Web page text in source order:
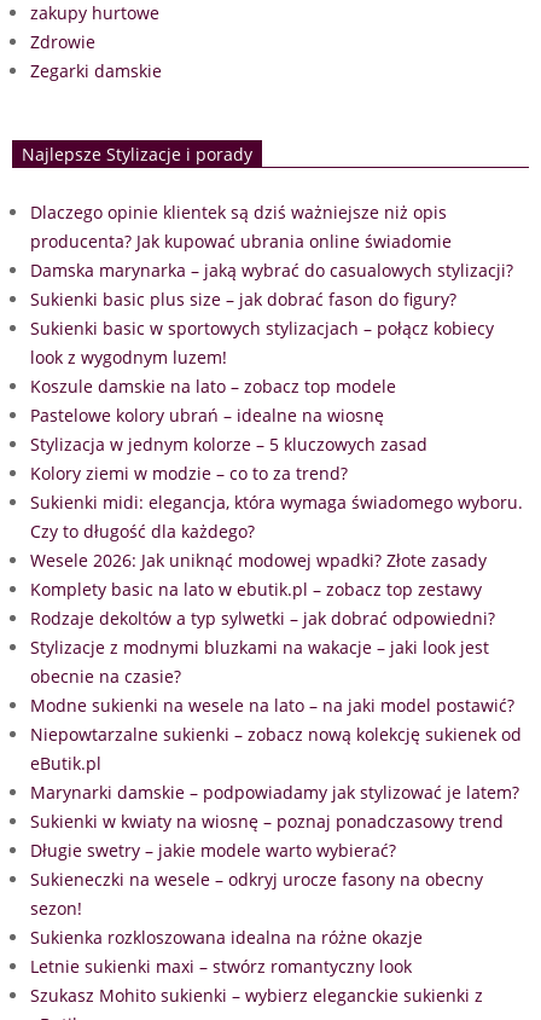
zakupy hurtowe
Zdrowie
Zegarki damskie
Najlepsze Stylizacje i porady
Dlaczego opinie klientek są dziś ważniejsze niż opis
producenta? Jak kupować ubrania online świadomie
Damska marynarka – jaką wybrać do casualowych stylizacji?
Sukienki basic plus size – jak dobrać fason do figury?
Sukienki basic w sportowych stylizacjach – połącz kobiecy
look z wygodnym luzem!
Koszule damskie na lato – zobacz top modele
Pastelowe kolory ubrań – idealne na wiosnę
Stylizacja w jednym kolorze – 5 kluczowych zasad
Kolory ziemi w modzie – co to za trend?
Sukienki midi: elegancja, która wymaga świadomego wyboru.
Czy to długość dla każdego?
Wesele 2026: Jak uniknąć modowej wpadki? Złote zasady
Komplety basic na lato w ebutik.pl – zobacz top zestawy
Rodzaje dekoltów a typ sylwetki – jak dobrać odpowiedni?
Stylizacje z modnymi bluzkami na wakacje – jaki look jest
obecnie na czasie?
Modne sukienki na wesele na lato – na jaki model postawić?
Niepowtarzalne sukienki – zobacz nową kolekcję sukienek od
eButik.pl
Marynarki damskie – podpowiadamy jak stylizować je latem?
Sukienki w kwiaty na wiosnę – poznaj ponadczasowy trend
Długie swetry – jakie modele warto wybierać?
Sukieneczki na wesele – odkryj urocze fasony na obecny
sezon!
Sukienka rozkloszowana idealna na różne okazje
Letnie sukienki maxi – stwórz romantyczny look
Szukasz Mohito sukienki – wybierz eleganckie sukienki z